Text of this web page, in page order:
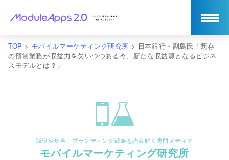
TOP > モバイルマーケティング研究所 > 日本銀行・副島氏「既存
の預貸業務が収益力を失いつつある今、新たな収益源となるビジネ
スモデルとは？」
販促や集客、ブランディング戦略を読み解く専門メディア
モバイルマーケティング研究所